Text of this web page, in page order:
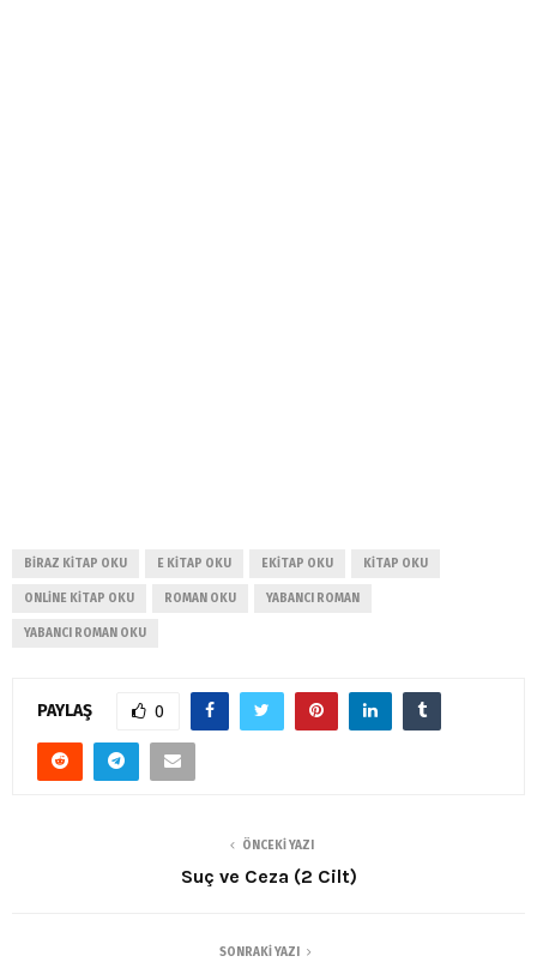
BIRAZ KITAP OKU E KITAP OKU EKITAP OKU KITAP OKU
ONLINE KITAP OKU ROMAN OKU YABANCI ROMAN
YABANCI ROMAN OKU
PAYLAŞ 0
ÖNCEKI YAZI
Suç ve Ceza (2 Cilt)
SONRAKI YAZI